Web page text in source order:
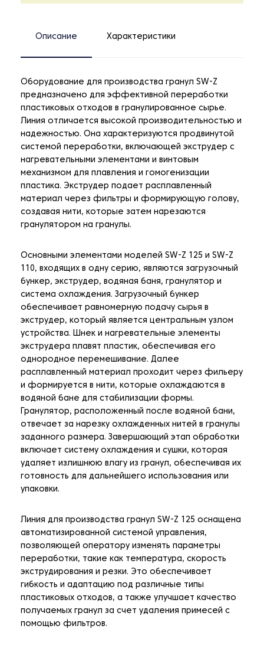
Описание Характеристики
Оборудование для производства гранул SW-Z
предназначено для эффективной переработки
пластиковых отходов в гранулированное сырье.
Линия отличается высокой производительностью и
надежностью. Она характеризуются продвинутой
системой переработки, включающей экструдер с
нагревательными элементами и винтовым
механизмом для плавления и гомогенизации
пластика. Экструдер подает расплавленный
материал через фильтры и формирующую голову,
создавая нити, которые затем нарезаются
гранулятором на гранулы.
Основными элементами моделей SW-Z 125 и SW-Z
110, входящих в одну серию, являются загрузочный
бункер, экструдер, водяная баня, гранулятор и
система охлаждения. Загрузочный бункер
обеспечивает равномерную подачу сырья в
экструдер, который является центральным узлом
устройства. Шнек и нагревательные элементы
экструдера плавят пластик, обеспечивая его
однородное перемешивание. Далее
расплавленный материал проходит через фильеру
и формируется в нити, которые охлаждаются в
водяной бане для стабилизации формы.
Гранулятор, расположенный после водяной бани,
отвечает за нарезку охлажденных нитей в гранулы
заданного размера. Завершающий этап обработки
включает систему охлаждения и сушки, которая
удаляет излишнюю влагу из гранул, обеспечивая их
готовность для дальнейшего использования или
упаковки.
Линия для производства гранул SW-Z 125 оснащена
автоматизированной системой управления,
позволяющей оператору изменять параметры
переработки, такие как температура, скорость
экструдирования и резки. Это обеспечивает
гибкость и адаптацию под различные типы
пластиковых отходов, а также улучшает качество
получаемых гранул за счет удаления примесей с
помощью фильтров.